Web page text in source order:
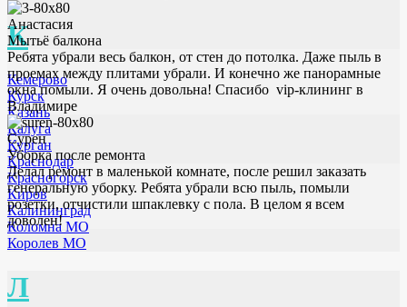
К
Кемерово
Курск
Казань
Калуга
Курган
Краснодар
Красногорск
Киров
Калининград
Коломна МО
Королев МО
Л
Анастасия
Мытьё балкона
Ребята убрали весь балкон, от стен до потолка. Даже пыль в
проемах между плитами убрали. И конечно же панорамные
окна помыли. Я очень довольна! Спасибо vip-клининг в
Владимире
Сурен
Уборка после ремонта
Делал ремонт в маленькой комнате, после решил заказать
генеральную уборку. Ребята убрали всю пыль, помыли
розетки, отчистили шпаклевку с пола. В целом я всем
доволен!